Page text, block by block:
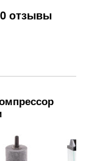
отзывы